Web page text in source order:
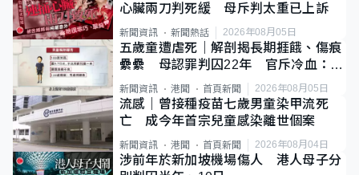
心臟兩刀判死緩 母斥判太重已上訴
新聞資訊 新聞熱話 2026年08月05日
五歲童遭虐死｜解剖揭長期捱餓、傷痕
纍纍 母認罪判囚22年 官斥冷血：同
類案最惡劣
新聞資訊 港聞 首頁新聞 2026年08月05日
流感｜曾接種疫苗七歲男童染甲流死
亡 成今年首宗兒童感染離世個案
新聞資訊 港聞 首頁新聞 2026年08月04日
涉前年於新加坡機場傷人 港人母子分